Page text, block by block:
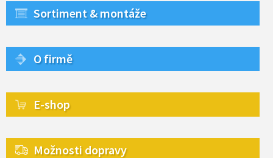
Sortiment & montáže
O firmě
E-shop
Možnosti dopravy